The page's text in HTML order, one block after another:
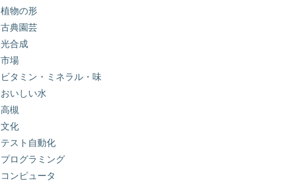
植物の形
古典園芸
光合成
市場
ビタミン・ミネラル・味
おいしい水
高槻
文化
テスト自動化
プログラミング
コンピュータ